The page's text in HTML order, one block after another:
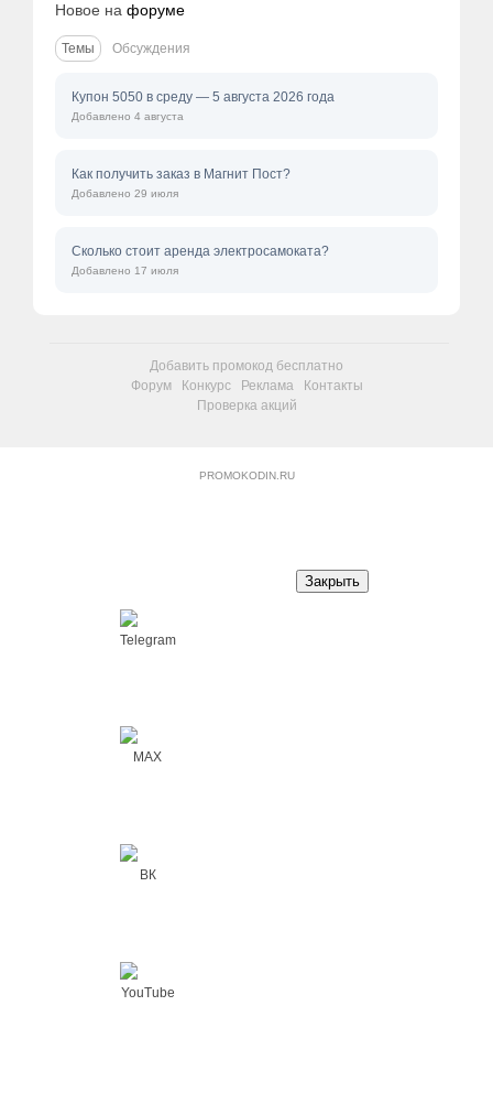
Новое на форуме
Темы Обсуждения
Купон 5050 в среду — 5 августа 2026 года
Добавлено 4 августа
Как получить заказ в Магнит Пост?
Добавлено 29 июля
Сколько стоит аренда электросамоката?
Добавлено 17 июля
Добавить промокод бесплатно
Форум
Конкурс Реклама
Контакты
Проверка акций
PROMOKODIN.RU
Telegram
MAX
ВК
YouTube
Закрыть